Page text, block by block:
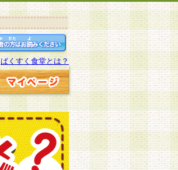
ぱくすく食堂とは？